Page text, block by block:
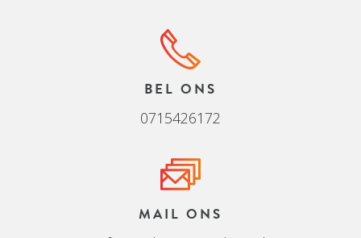
BEL ONS
0715426172
MAIL ONS